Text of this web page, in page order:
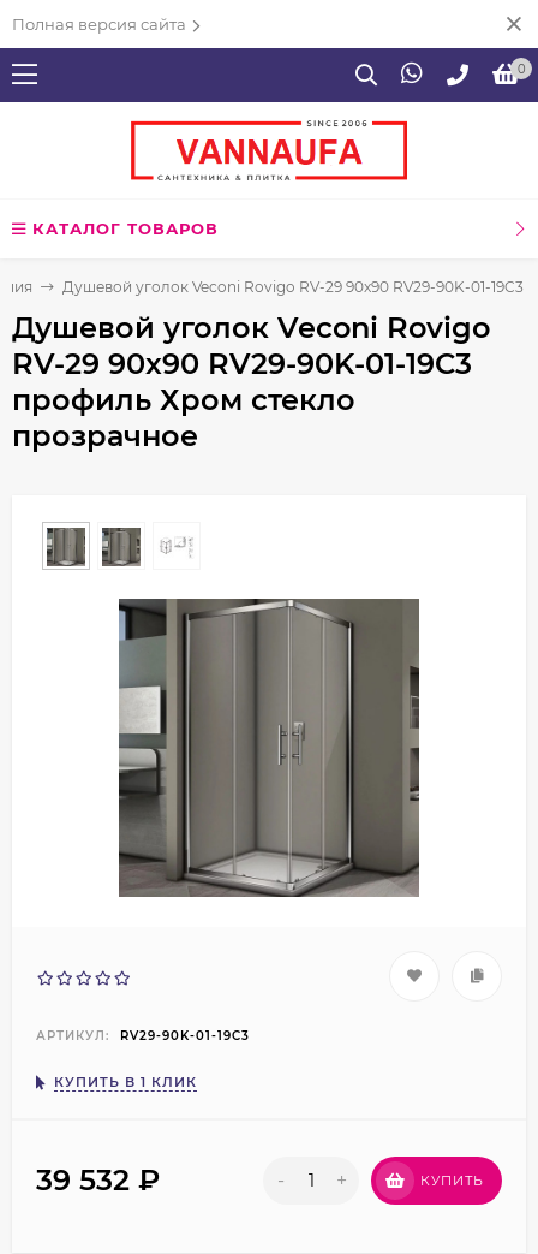
Полная версия сайта
0
КАТАЛОГ ТОВАРОВ
Душевой уголок Veconi Rovigo RV-29 90x90 RV29-90K-01-
Душевой уголок Veconi Rovigo
RV-29 90x90 RV29-90K-01-19C3
профиль Хром стекло
прозрачное
АРТИКУЛ: RV29-90K-01-19C3
КУПИТЬ В 1 КЛИК
39 532 ₽ - + КУПИТЬ